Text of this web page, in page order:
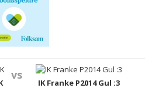
vs
IK Franke P2014 Gul :3